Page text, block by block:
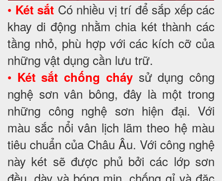
• Két sắt Có nhiều vị trí để sắp xếp các
khay di động nhằm chia két thành các
tầng nhỏ, phù hợp với các kích cỡ của
những vật dụng cần lưu trữ.
• Két sắt chống cháysử dụng công
nghệ sơn vân bông, đây là một trong
những công nghệ sơn hiện đại. Với
màu sắc nổi vân lịch lãm theo hệ màu
tiêu chuẩn của Châu Âu. Với công nghệ
này két sẽ được phủ bởi các lớp sơn